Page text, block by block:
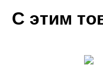
С этим